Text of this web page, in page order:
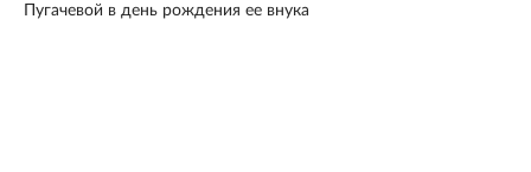
Пугачевой в день рождения ее внука